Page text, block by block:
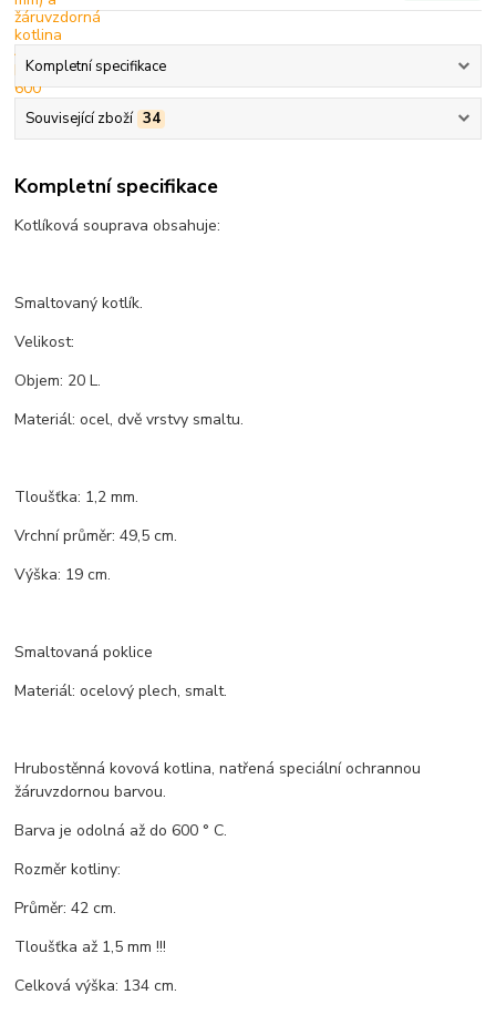
Kompletní specifikace
Související zboží 34
Kompletní specifikace
Kotlíková souprava obsahuje:
Smaltovaný kotlík.
Velikost:
Objem: 20 L.
Materiál: ocel, dvě vrstvy smaltu.
Tloušťka: 1,2 mm.
Vrchní průměr: 49,5 cm.
Výška: 19 cm.
Smaltovaná poklice
Materiál: ocelový plech, smalt.
Hrubostěnná kovová kotlina, natřená speciální ochrannou
žáruvzdornou barvou.
Barva je odolná až do 600 ° C.
Rozměr kotliny:
Průměr: 42 cm.
Tloušťka až 1,5 mm !!!
Celková výška: 134 cm.